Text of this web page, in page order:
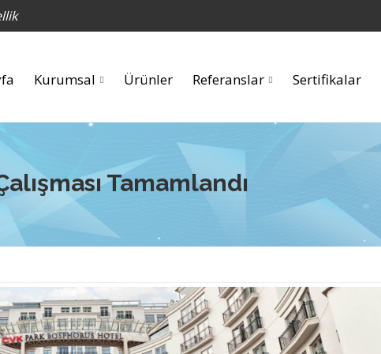
Kurumsal Ürünler Referanslar Sertifikalar
Tamamlandı